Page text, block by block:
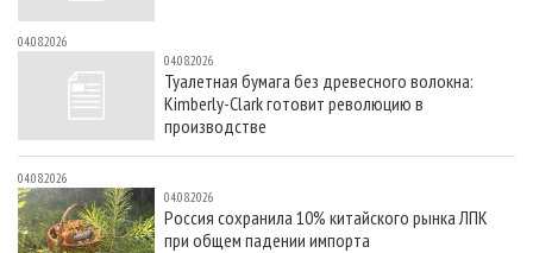
04.08.2026
04.08.2026
Туалетная бумага без древесного волокна:
Kimberly-Clark готовит революцию в
производстве
04.08.2026
04.08.2026
Россия сохранила 10% китайского рынка ЛПК
при общем падении импорта